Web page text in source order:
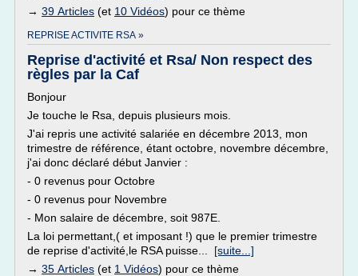
→ 39 Articles (et 10 Vidéos) pour ce thème
REPRISE ACTIVITE RSA »
Reprise d'activité et Rsa/ Non respect des
règles par la Caf
Bonjour
Je touche le Rsa, depuis plusieurs mois.
J'ai repris une activité salariée en décembre 2013, mon
trimestre de référence, étant octobre, novembre décembre,
j'ai donc déclaré début Janvier :
- 0 revenus pour Octobre
- 0 revenus pour Novembre
- Mon salaire de décembre, soit 987E.
La loi permettant,( et imposant !) que le premier trimestre
de reprise d'activité,le RSA puisse... [suite...]
→ 35 Articles (et 1 Vidéos) pour ce thème